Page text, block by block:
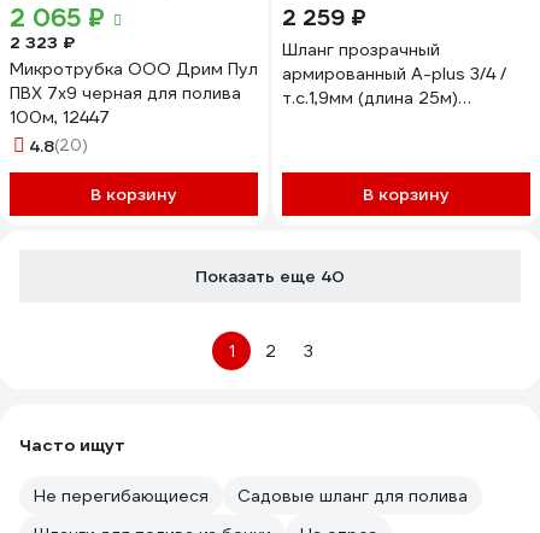
2 065 ₽
2 323 ₽
Микротрубка ООО Дрим Пул
ПВХ 7x9 черная для полива
100м, 12447
4.8(20)
В корзину
2 259 ₽
Шланг прозрачный
армированный A-plus 3/4 /
т.с.1,9мм (длина 25м)
В корзину
Показать еще 40
1 2 3
Часто ищут
Не перегибающиеся
Садовые шланг для полива